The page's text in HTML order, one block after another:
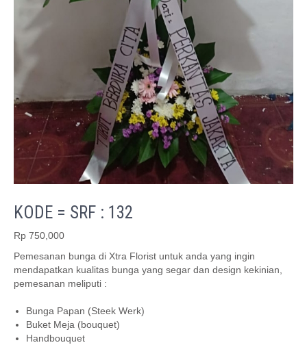
KODE = SRF : 132
Rp 750,000
Pemesanan bunga di Xtra Florist untuk anda yang ingin
mendapatkan kualitas bunga yang segar dan design kekinian,
pemesanan meliputi :
Bunga Papan (Steek Werk)
Buket Meja (bouquet)
Handbouquet